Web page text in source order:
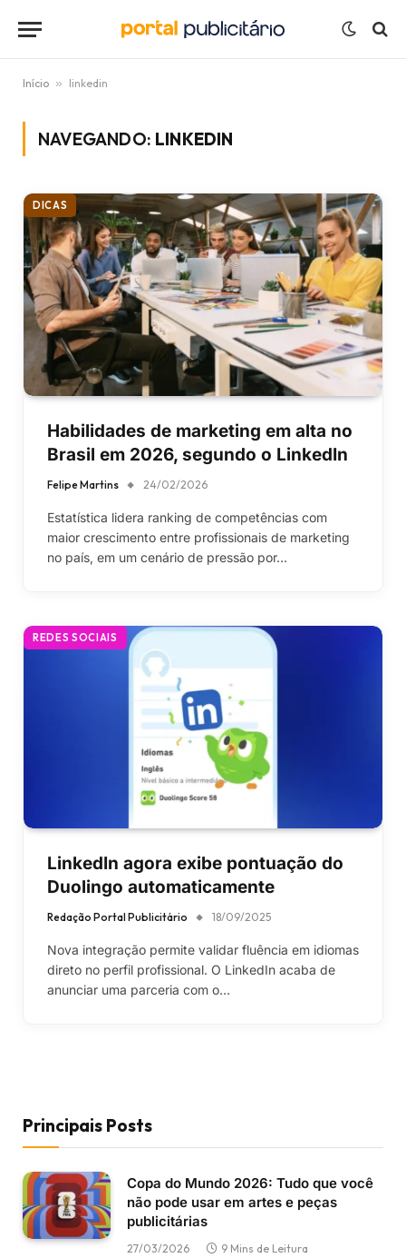
Início » linkedin
NAVEGANDO: LINKEDIN
DICAS
Habilidades de marketing em alta no
Brasil em 2026, segundo o LinkedIn
Felipe Martins 24/02/2026
Estatística lidera ranking de competências com
maior crescimento entre profissionais de marketing
no país, em um cenário de pressão por…
REDES SOCIAIS
LinkedIn agora exibe pontuação do
Duolingo automaticamente
Redação Portal Publicitário 18/09/2025
Nova integração permite validar fluência em idiomas
direto no perfil profissional. O LinkedIn acaba de
anunciar uma parceria com o…
Principais Posts
Copa do Mundo 2026: Tudo que você
não pode usar em artes e peças
publicitárias
27/03/2026 9 Mins de Leitura